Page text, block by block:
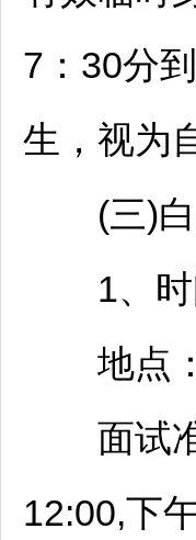
7：30分
生，视为
(三)
1、时
地点：
面试准
12:00,下